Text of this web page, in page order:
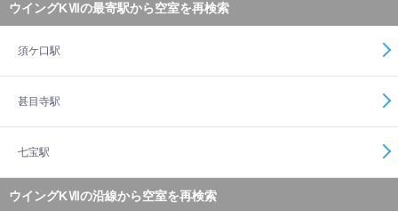
ウイングKⅦの最寄駅から空室を再検索
須ケ口駅
甚目寺駅
七宝駅
ウイングKⅦの沿線から空室を再検索